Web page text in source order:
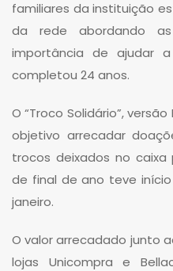
familiares da instituição
da rede abordando
importância de ajudar
completou 24 anos.
O “Troco Solidário”,
objetivo arrecadar
trocos deixados no caixa
de final de ano teve
janeiro.
O valor arrecadado junto
lojas Unicompra e